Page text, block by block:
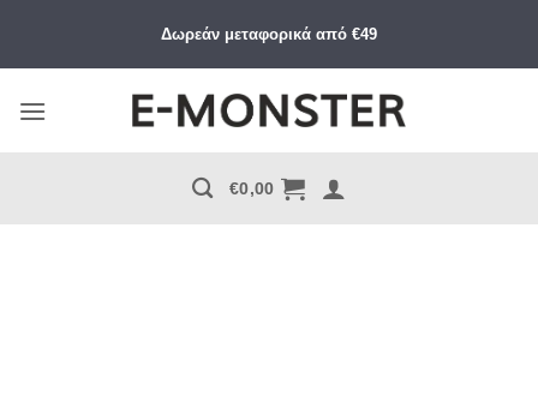
περιεχόμενο
Δωρεάν μεταφορικά από €49
€0,00